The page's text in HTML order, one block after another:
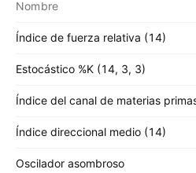
Nombre
Índice de fuerza relativa (14)
Estocástico %K (14, 3, 3)
Índice del canal de materias
Índice direccional medio (14)
Oscilador asombroso